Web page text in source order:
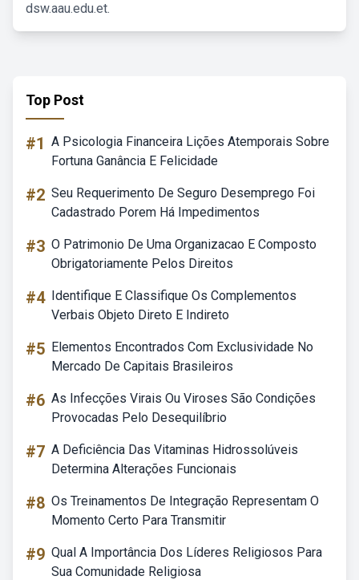
dsw.aau.edu.et.
Top Post
#1 A Psicologia Financeira Lições Atemporais Sobre
Fortuna Ganância E Felicidade
#2 Seu Requerimento De Seguro Desemprego Foi
Cadastrado Porem Há Impedimentos
#3 O Patrimonio De Uma Organizacao E Composto
Obrigatoriamente Pelos Direitos
#4 Identifique E Classifique Os Complementos
Verbais Objeto Direto E Indireto
#5 Elementos Encontrados Com Exclusividade No
Mercado De Capitais Brasileiros
#6 As Infecções Virais Ou Viroses São Condições
Provocadas Pelo Desequilíbrio
#7 A Deficiência Das Vitaminas Hidrossolúveis
Determina Alterações Funcionais
#8 Os Treinamentos De Integração Representam O
Momento Certo Para Transmitir
#9 Qual A Importância Dos Líderes Religiosos Para
Sua Comunidade Religiosa